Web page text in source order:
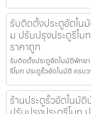
รับติดตั้งประตูอัตโน
ม ปรับปรุงประตูรีโม
ราคาถูก
รับติดตั้งประตูอัตโนมัติพัทย
รีโมท ประตูรั้วอัตโนมัติ ครบ
ร้านประตูรั้วอัตโนมั